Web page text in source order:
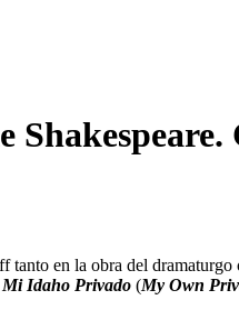
tanto en la obra del
Mi Idaho Privado (My Own